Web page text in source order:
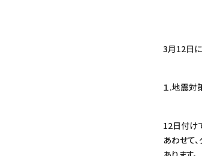
3月12日に
１.地震対
12日付け
あわせて